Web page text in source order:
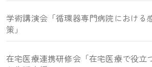
学術講演会「循環器専門病院における
策」
在宅医療連携研修会「在宅医療で役立